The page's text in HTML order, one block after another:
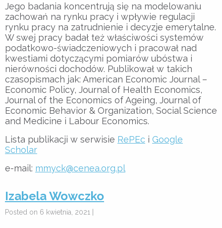
Jego badania koncentrują się na modelowaniu
zachowań na rynku pracy i wpływie regulacji
rynku pracy na zatrudnienie i decyzje emerytalne.
W swej pracy badał też właściwości systemów
podatkowo-świadczeniowych i pracował nad
kwestiami dotyczącymi pomiarów ubóstwa i
nierówności dochodów. Publikował w takich
czasopismach jak: American Economic Journal –
Economic Policy, Journal of Health Economics,
Journal of the Economics of Ageing, Journal of
Economic Behavior & Organization, Social Science
and Medicine i Labour Economics.
Lista publikacji w serwisie RePEc i Google
Scholar
e-mail: mmyck@cenea.org.pl
Izabela Wowczko
Posted on 6 kwietnia, 2021 |